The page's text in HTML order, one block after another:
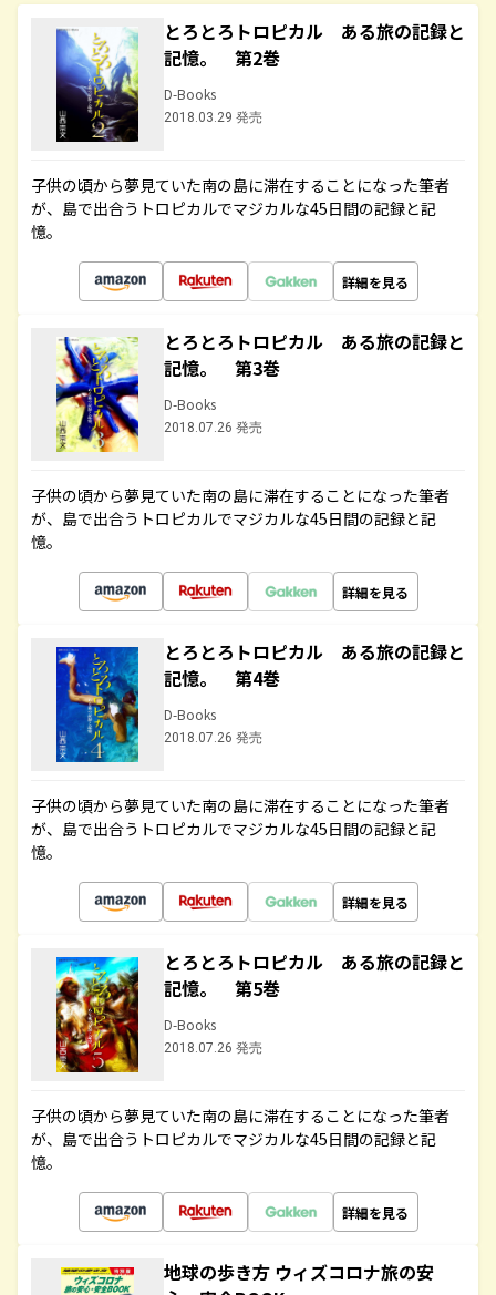
とろとろトロピカル ある旅の記録と
記憶。 第2巻
D-Books
2018.03.29 発売
子供の頃から夢見ていた南の島に滞在することになった筆者
が、島で出合うトロピカルでマジカルな45日間の記録と記
憶。
詳細を見る
とろとろトロピカル ある旅の記録と
記憶。 第3巻
D-Books
2018.07.26 発売
子供の頃から夢見ていた南の島に滞在することになった筆者
が、島で出合うトロピカルでマジカルな45日間の記録と記
憶。
詳細を見る
とろとろトロピカル ある旅の記録と
記憶。 第4巻
D-Books
2018.07.26 発売
子供の頃から夢見ていた南の島に滞在することになった筆者
が、島で出合うトロピカルでマジカルな45日間の記録と記
憶。
詳細を見る
とろとろトロピカル ある旅の記録と
記憶。 第5巻
D-Books
2018.07.26 発売
子供の頃から夢見ていた南の島に滞在することになった筆者
が、島で出合うトロピカルでマジカルな45日間の記録と記
憶。
詳細を見る
地球の歩き方 ウィズコロナ旅の安